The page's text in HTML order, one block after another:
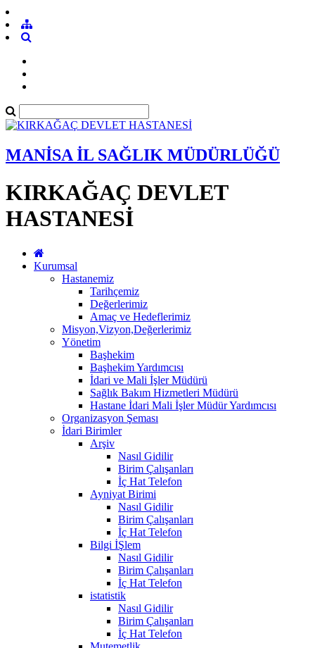
MANİSA İL SAĞLIK MÜDÜRLÜĞÜ
KIRKAĞAÇ DEVLET
HASTANESİ
Kurumsal
Hastanemiz
Tarihçemiz
Değerlerimiz
Amaç ve Hedeflerimiz
Misyon,Vizyon,Değerlerimiz
Yönetim
Başhekim
Başhekim Yardımcısı
İdari ve Mali İşler Müdürü
Sağlık Bakım Hizmetleri Müdürü
Hastane İdari Mali İşler Müdür Yardımcısı
Organizasyon Şeması
İdari Birimler
Arşiv
Nasıl Gidilir
Birim Çalışanları
İç Hat Telefon
Ayniyat Birimi
Nasıl Gidilir
Birim Çalışanları
İç Hat Telefon
Bilgi İŞlem
Nasıl Gidilir
Birim Çalışanları
İç Hat Telefon
istatistik
Nasıl Gidilir
Birim Çalışanları
İç Hat Telefon